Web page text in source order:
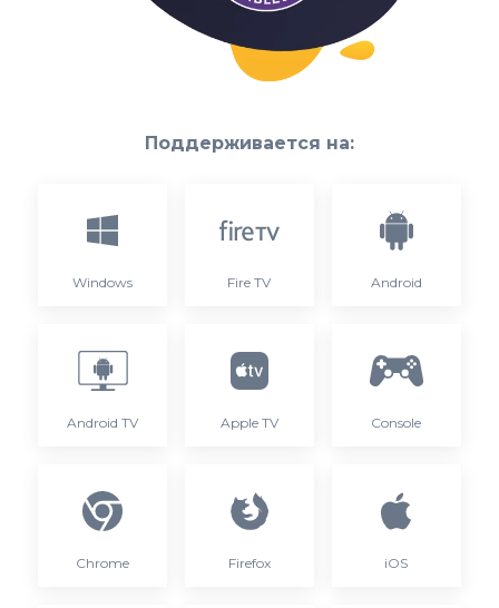
Поддерживается на:
Windows Fire TV Android
Android TV Apple TV Console
Chrome Firefox iOS